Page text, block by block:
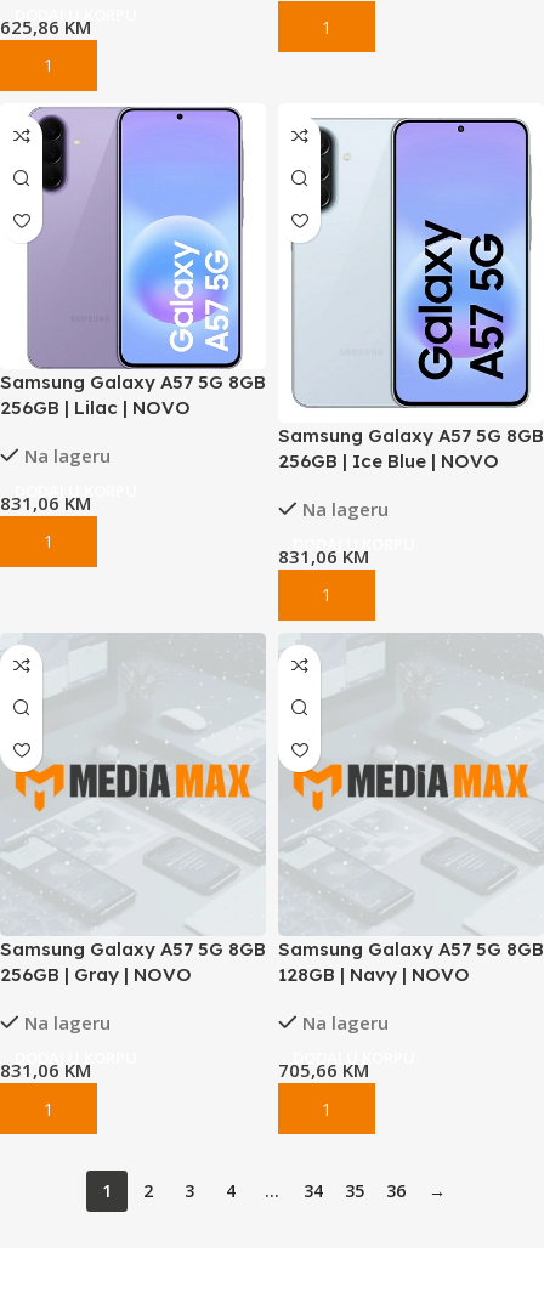
625,86 KM
Samsung Galaxy A57 5G 8GB
256GB | Lilac | NOVO
Na lageru
831,06 KM
Samsung Galaxy A57 5G 8GB
256GB | Ice Blue | NOVO
Na lageru
831,06 KM
Samsung Galaxy A57 5G 8GB
256GB | Gray | NOVO
Na lageru
831,06 KM
Samsung Galaxy A57 5G 8GB
128GB | Navy | NOVO
Na lageru
705,66 KM
1 2 3 4 … 34 35 36 →